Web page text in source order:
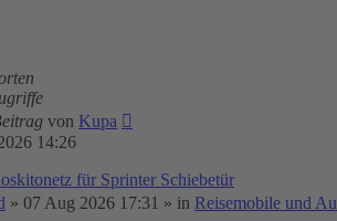
von Kupa
14:26
für Sprinter Schiebetür
» 07 Aug 2026 17:31 » in Reisemobile und